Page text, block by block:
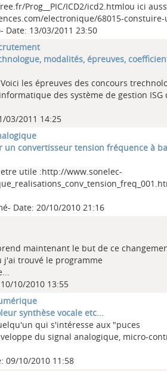
Prog__PIC/ICD2/icd2.htmlou ici
electronique/68015-constuire-
- Date: 13/03/2011 23:50
modalités, épreuves,
les épreuves des concours
des système de gestion ISG
03/2011 14:25
un convertisseur tension fréquence à
utile :http://www.sonelec-
Date: 20/10/2010 21:16
maintenant le but de ce
j'ai trouvé le programme
10/2010 13:55
synthèse vocale etc...
qui s'intéresse aux "puces
du signal analogique, micro-
09/10/2010 11:58